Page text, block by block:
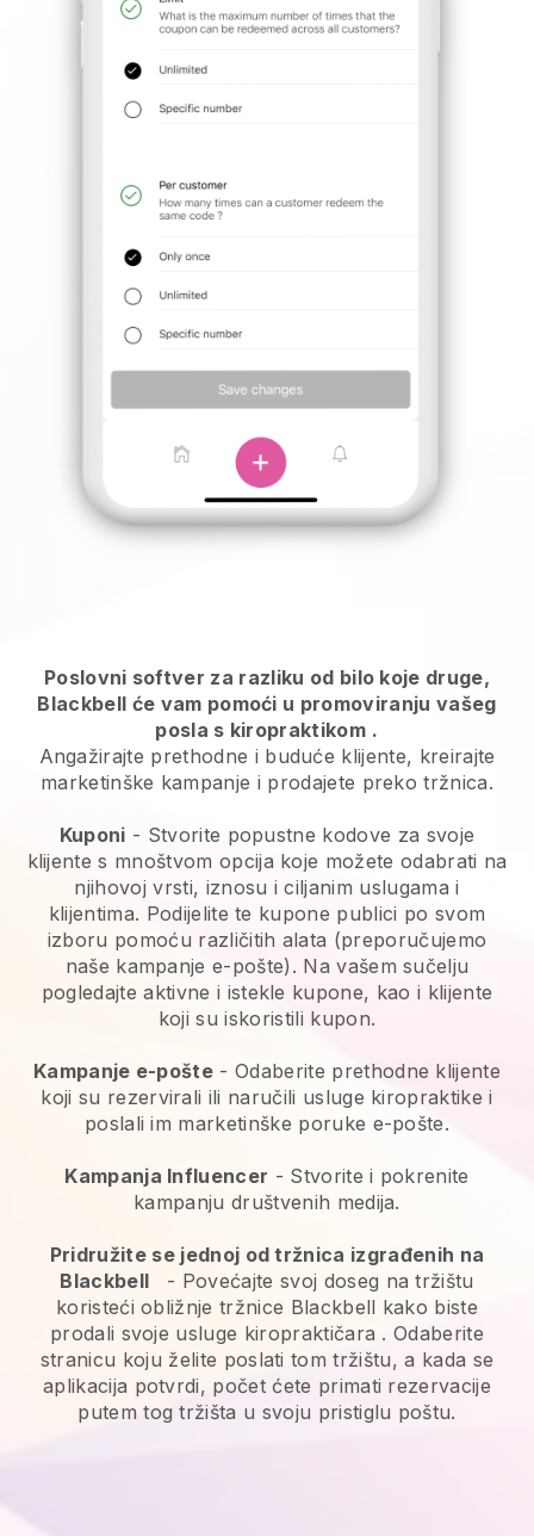
Poslovni softver za razliku od bilo koje druge,
Blackbell će vam pomoći u promoviranju vašeg
posla s kiropraktikom .
Angažirajte prethodne i buduće klijente, kreirajte
marketinške kampanje i prodajete preko tržnica.
Kuponi - Stvorite popustne kodove za svoje
klijente s mnoštvom opcija koje možete odabrati na
njihovoj vrsti, iznosu i ciljanim uslugama i
klijentima. Podijelite te kupone publici po svom
izboru pomoću različitih alata (preporučujemo
naše kampanje e-pošte). Na vašem sučelju
pogledajte aktivne i istekle kupone, kao i klijente
koji su iskoristili kupon.
Kampanje e-pošte -Odaberite prethodne klijente
koji su rezervirali ili naručili usluge kiropraktike i
poslali im marketinške poruke e-pošte.
Kampanja Influencer - Stvorite i pokrenite
kampanju društvenih medija.
Pridružite se jednoj od tržnica izgrađenih na
Blackbell
- Povećajte svoj doseg na tržištu
koristeći obližnje tržnice Blackbell kako biste
prodali svoje usluge kiropraktičara . Odaberite
stranicu koju želite poslati tom tržištu, a kada se
aplikacija potvrdi, počet ćete primati rezervacije
putem tog tržišta u svoju pristiglu poštu.